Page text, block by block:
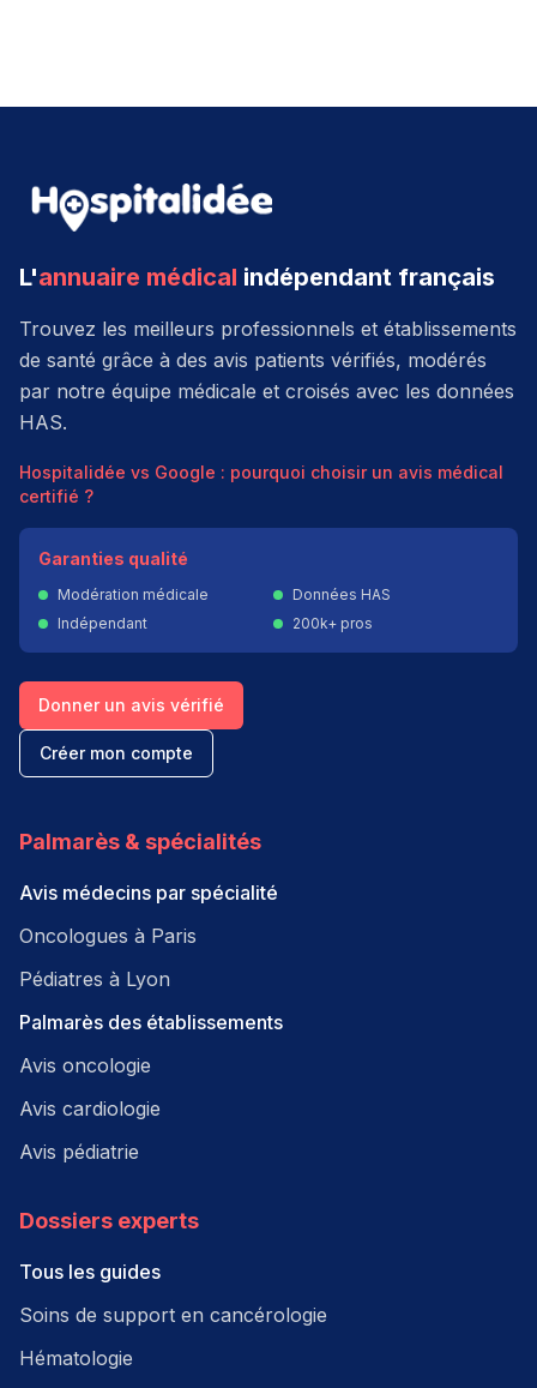
L'annuaire médical indépendant français
Trouvez les meilleurs professionnels et établissements
de santé grâce à des avis patients vérifiés, modérés
par notre équipe médicale et croisés avec les données
HAS.
Hospitalidée vs Google : pourquoi choisir un avis médical
certifié ?
Garanties qualité
Modération médicale
Données HAS
Indépendant
200k+ pros
Donner un avis vérifié
Créer mon compte
Palmarès & spécialités
Avis médecins par spécialité
Oncologues à Paris
Pédiatres à Lyon
Palmarès des établissements
Avis oncologie
Avis cardiologie
Avis pédiatrie
Dossiers experts
Tous les guides
Soins de support en cancérologie
Hématologie